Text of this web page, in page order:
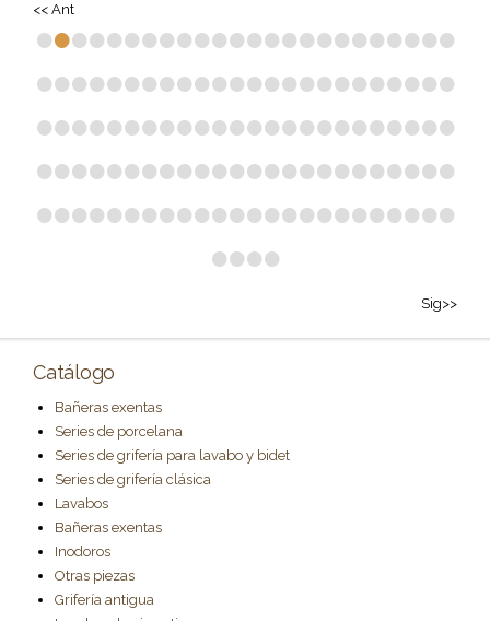
<< Ant
••••••••••••••••••••••••
••••••••••••••••••••••••
••••••••••••••••••••••••
••••••••••••••••••••••••
••••••••••••••••••••••••
••••
Sig>>
Catálogo
Bañeras exentas
Series de porcelana
Series de grifería para lavabo y bidet
Series de grifería clásica
Lavabos
Bañeras exentas
Inodoros
Otras piezas
Grifería antigua